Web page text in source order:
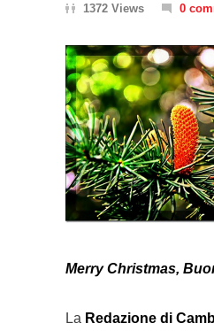
1372 Views
0
Merry Christmas,
La Redazione di